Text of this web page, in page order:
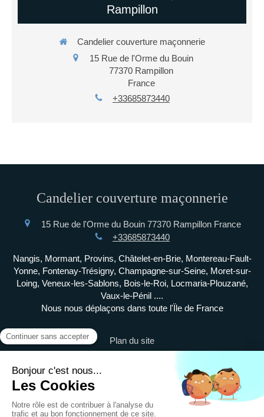
Rampillon
Candelier couverture maçonnerie
15 Rue de l'Orme du Bouin
77370 Rampillon
France
+33685873440
Candelier couverture maçonnerie
15 Rue de l'Orme du Bouin 77370 Rampillon France
+33685873440
Nangis, Mormant, Provins, Châtelet-en-Brie, Montereau-Fault-
Yonne, Fontenay-Trésigny, Champagne-sur-Seine, Moret-sur-
Loing, Veneux-les-Sablons, Bois-le-Roi, Locmaria-Plouzané,
Vaux-le-Pénil ....
Nous nous déplaçons dans toute l'Ïle de France
Plan du site
©2023 Candelier couverture maçonnerie - Couverture